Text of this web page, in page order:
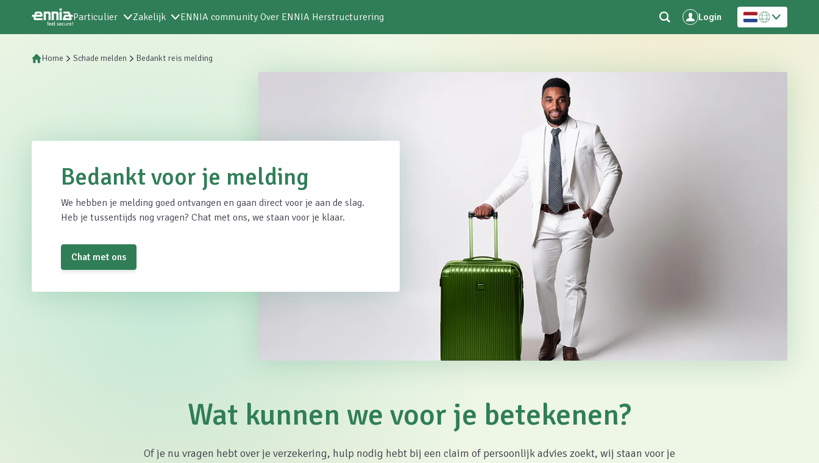
Particulier Zakelijk ENNIA community Over ENNIA Herstructurering Login
Home Schade melden Bedankt reis melding
Bedankt voor je melding
We hebben je melding goed ontvangen en gaan direct voor je aan de slag.
Heb je tussentijds nog vragen? Chat met ons, we staan voor je klaar.
Chat met ons
Wat kunnen we voor je betekenen?
Of je nu vragen hebt over je verzekering, hulp nodig hebt bij een claim of persoonlijk advies zoekt, wij staan voor je